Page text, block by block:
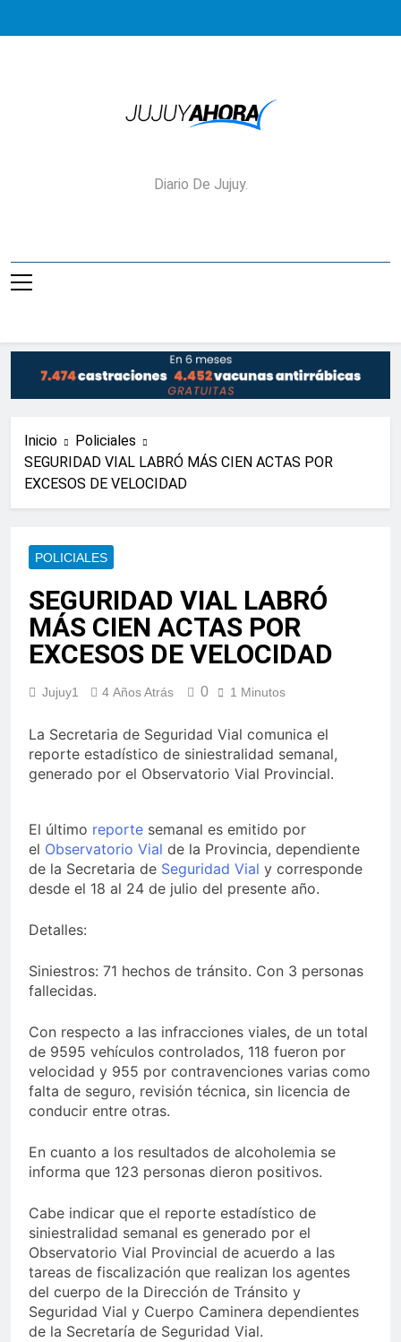
Jujuy Ahora!
Diario De Jujuy.
Inicio
Policiales
SEGURIDAD VIAL LABRÓ MÁS CIEN ACTAS POR
EXCESOS DE VELOCIDAD
POLICIALES
SEGURIDAD VIAL LABRÓ
MÁS CIEN ACTAS POR
EXCESOS DE VELOCIDAD
Jujuy1 4 Años Atrás 0 1 Minutos
La Secretaria de Seguridad Vial comunica el
reporte estadístico de siniestralidad semanal,
generado por el Observatorio Vial Provincial.
El último reporte semanal es emitido por
el Observatorio Vial de la Provincia, dependiente
de la Secretaria de Seguridad Vial y corresponde
desde el 18 al 24 de julio del presente año.
Detalles:
Siniestros: 71 hechos de tránsito. Con 3 personas
fallecidas.
Con respecto a las infracciones viales, de un total
de 9595 vehículos controlados, 118 fueron por
velocidad y 955 por contravenciones varias como
falta de seguro, revisión técnica, sin licencia de
conducir entre otras.
En cuanto a los resultados de alcoholemia se
informa que 123 personas dieron positivos.
Cabe indicar que el reporte estadístico de
siniestralidad semanal es generado por el
Observatorio Vial Provincial de acuerdo a las
tareas de fiscalización que realizan los agentes
del cuerpo de la Dirección de Tránsito y
Seguridad Vial y Cuerpo Caminera dependientes
de la Secretaría de Seguridad Vial.